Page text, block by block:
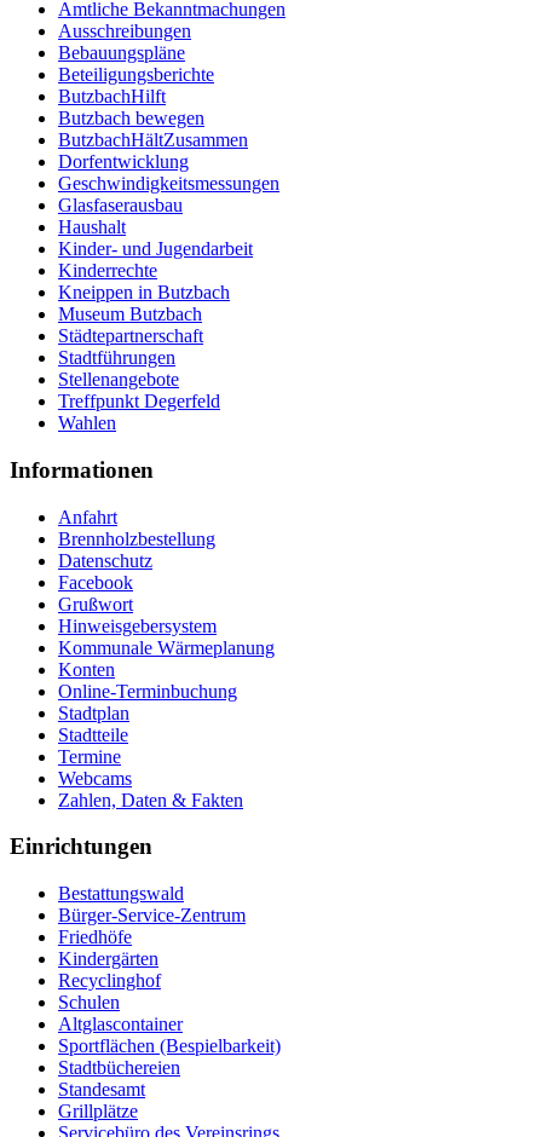
Amtliche Bekanntmachungen
Ausschreibungen
Bebauungspläne
Beteiligungsberichte
ButzbachHilft
Butzbach bewegen
ButzbachHältZusammen
Dorfentwicklung
Geschwindigkeitsmessungen
Glasfaserausbau
Haushalt
Kinder- und Jugendarbeit
Kinderrechte
Kneippen in Butzbach
Museum Butzbach
Städtepartnerschaft
Stadtführungen
Stellenangebote
Treffpunkt Degerfeld
Wahlen
Informationen
Anfahrt
Brennholzbestellung
Datenschutz
Facebook
Grußwort
Hinweisgebersystem
Kommunale Wärmeplanung
Konten
Online-Terminbuchung
Stadtplan
Stadtteile
Termine
Webcams
Zahlen, Daten & Fakten
Einrichtungen
Bestattungswald
Bürger-Service-Zentrum
Friedhöfe
Kindergärten
Recyclinghof
Schulen
Altglascontainer
Sportflächen (Bespielbarkeit)
Stadtbüchereien
Standesamt
Grillplätze
Servicebüro des Vereinsrings